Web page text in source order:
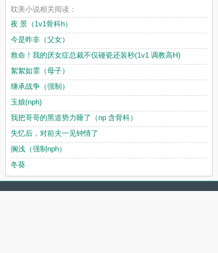
耽美小说相关阅读：
夜 景（1v1骨科h）
今是昨非（父女）
救命！我的厌女症总裁不仅碰瓷还装秒(1v1 调教高H)
絮絮如霏（母子）
继承战争（强制）
玉娘(nph)
我把哥哥的黑道势力睡了（np 含骨科）
失忆后，对前夫一见钟情了
搁浅（强制nph）
冬葵